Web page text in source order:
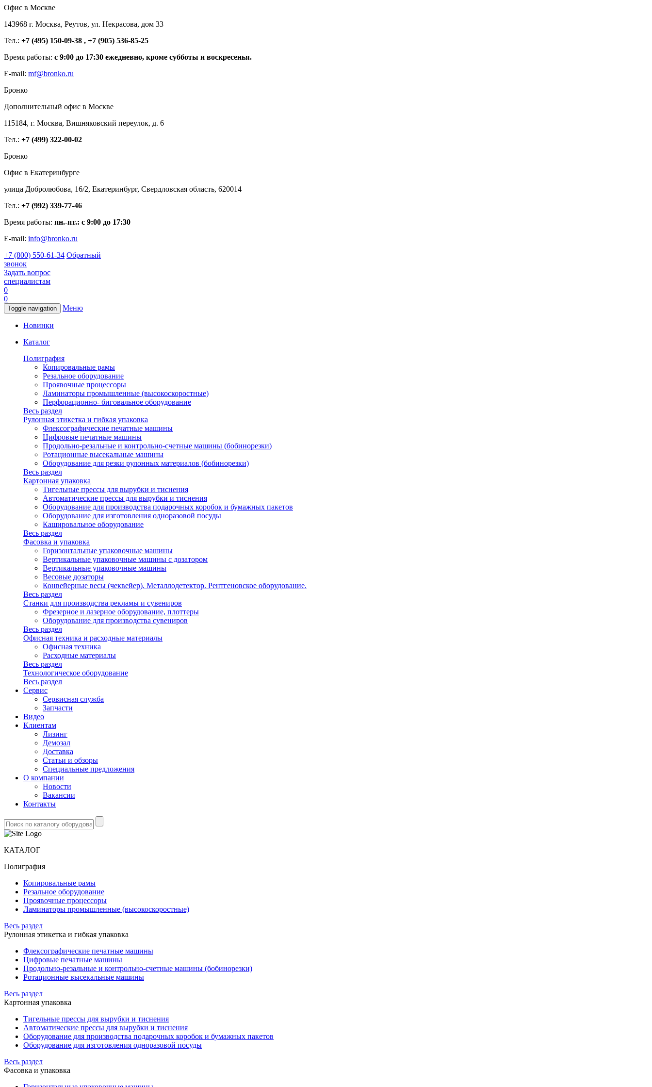
Офис в Москве
143968 г. Москва, Реутов, ул. Некрасова, дом 33
Тел.: +7 (495) 150-09-38 , +7 (905) 536-85-25
Время работы: с 9:00 до 17:30 ежедневно, кроме субботы и воскресенья.
E-mail: mf@bronko.ru
Бронко
Дополнительный офис в Москве
115184, г. Москва, Вишняковский переулок, д. 6
Тел.: +7 (499) 322-00-02
Бронко
Офис в Екатеринбурге
улица Добролюбова, 16/2, Екатеринбург, Свердловская область, 620014
Тел.: +7 (992) 339-77-46
Время работы: пн.-пт.: с 9:00 до 17:30
E-mail: info@bronko.ru
+7 (800) 550-61-34 Обратный
звонок
Задать вопрос
специалистам
0
0
Toggle navigation Меню
Новинки
Каталог
Полиграфия
Копировальные рамы
Резальное оборудование
Проявочные процессоры
Ламинаторы промышленные (высокоскоростные)
Перфорационно- биговальное оборудование
Весь раздел
Рулонная этикетка и гибкая упаковка
Флексографические печатные машины
Цифровые печатные машины
Продольно-резальные и контрольно-счетные машины (бобинорезки)
Ротационные высекальные машины
Оборудование для резки рулонных материалов (бобинорезки)
Весь раздел
Картонная упаковка
Тигельные прессы для вырубки и тиснения
Автоматические прессы для вырубки и тиснения
Оборудование для производства подарочных коробок и бумажных пакетов
Оборудование для изготовления одноразовой посуды
Кашировальное оборудование
Весь раздел
Фасовка и упаковка
Горизонтальные упаковочные машины
Вертикальные упаковочные машины с дозатором
Вертикальные упаковочные машины
Весовые дозаторы
Конвейерные весы (чеквейер). Металлодетектор. Рентгеновское оборудование.
Весь раздел
Станки для производства рекламы и сувениров
Фрезерное и лазерное оборудование, плоттеры
Оборудование для производства сувениров
Весь раздел
Офисная техника и расходные материалы
Офисная техника
Расходные материалы
Весь раздел
Технологическое оборудование
Весь раздел
Сервис
Сервисная служба
Запчасти
Видео
Клиентам
Лизинг
Демозал
Доставка
Статьи и обзоры
Специальные предложения
О компании
Новости
Вакансии
Контакты
КАТАЛОГ
Полиграфия
Копировальные рамы
Резальное оборудование
Проявочные процессоры
Ламинаторы промышленные (высокоскоростные)
Весь раздел
Рулонная этикетка и гибкая упаковка
Флексографические печатные машины
Цифровые печатные машины
Продольно-резальные и контрольно-счетные машины (бобинорезки)
Ротационные высекальные машины
Весь раздел
Картонная упаковка
Тигельные прессы для вырубки и тиснения
Автоматические прессы для вырубки и тиснения
Оборудование для производства подарочных коробок и бумажных пакетов
Оборудование для изготовления одноразовой посуды
Весь раздел
Фасовка и упаковка